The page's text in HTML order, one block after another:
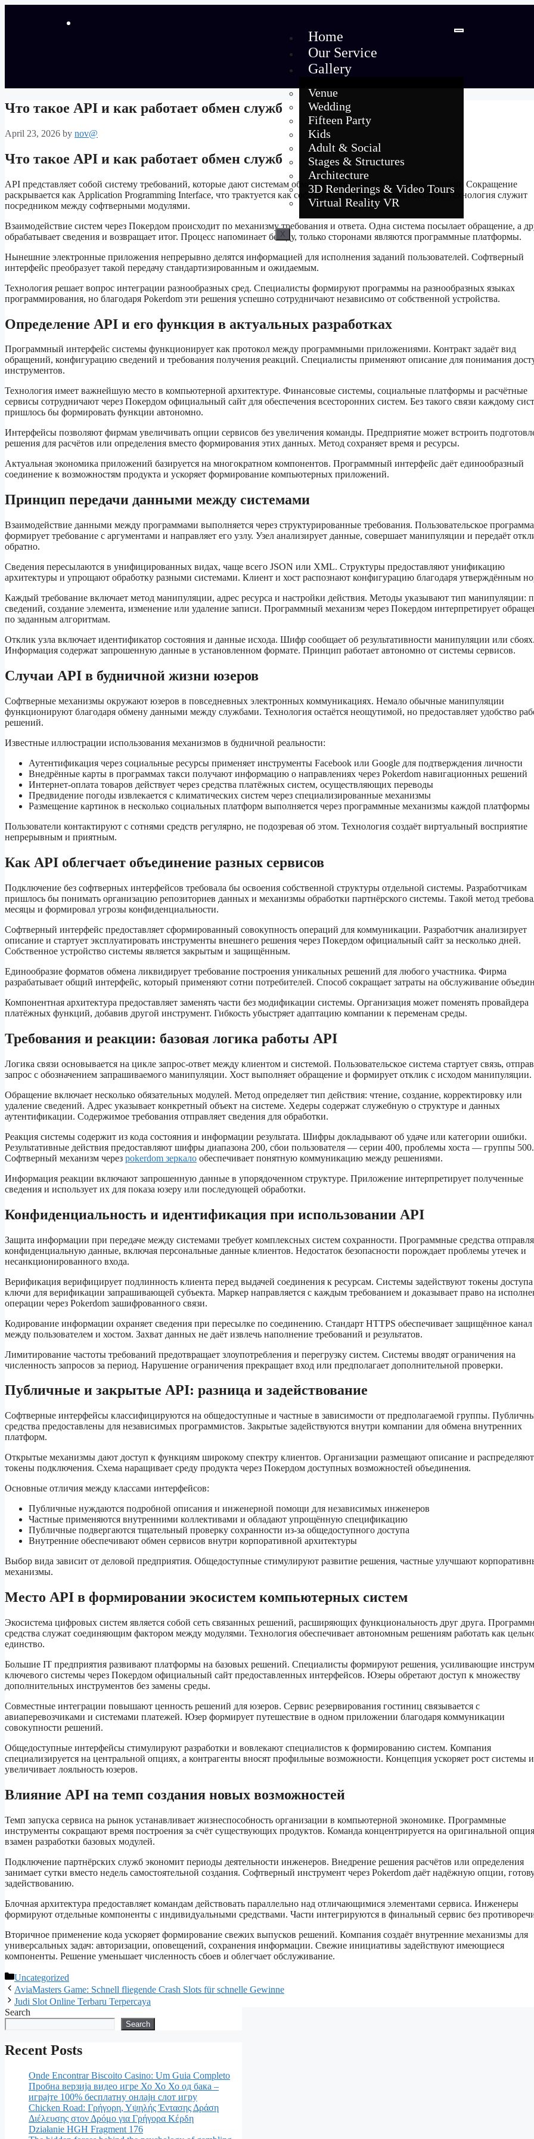
Home
Our Service
Gallery
Venue
Wedding
Fifteen Party
Kids
Adult & Social
Stages & Structures
Architecture
3D Renderings & Video Tours
Virtual Reality VR
X
Что такое API и как работает обмен служб
April 23, 2026 by nov@
Что такое API и как работает обмен служб
API представляет собой систему требований, которые дают системам обмениваться информацией между собой. Сокращение
раскрывается как Application Programming Interface, что трактуется как софтверный интерфейс приложения. Технология служит
посредником между софтверными модулями.
Взаимодействие систем через Покердом происходит по механизму требования и ответа. Одна система посылает обращение, а
обрабатывает сведения и возвращает итог. Процесс напоминает беседу, только сторонами являются программные платформы.
Нынешние электронные приложения непрерывно делятся информацией для исполнения заданий пользователей. Софтверный
интерфейс преобразует такой передачу стандартизированным и ожидаемым.
Технология решает вопрос интеграции разнообразных сред. Специалисты формируют программы на разнообразных языках
программирования, но благодаря Pokerdom эти решения успешно сотрудничают независимо от собственной устройства.
Определение API и его функция в актуальных разработках
Программный интерфейс системы функционирует как протокол между программными приложениями. Контракт задаёт вид
обращений, конфигурацию сведений и требования получения реакций. Специалисты применяют описание для понимания
инструментов.
Технология имеет важнейшую место в компьютерной архитектуре. Финансовые системы, социальные платформы и расчётные
сервисы сотрудничают через Покердом официальный сайт для обеспечения всесторонних систем. Без такого связи каждому
пришлось бы формировать функции автономно.
Интерфейсы позволяют фирмам увеличивать опции сервисов без увеличения команды. Предприятие может встроить
решения для расчётов или определения вместо формирования этих данных. Метод сохраняет время и ресурсы.
Актуальная экономика приложений базируется на многократном компонентов. Программный интерфейс даёт единообразный
соединение к возможностям продукта и ускоряет формирование компьютерных приложений.
Принцип передачи данными между системами
Взаимодействие данными между программами выполняется через структурированные требования. Пользовательское программа
формирует требование с аргументами и направляет его узлу. Узел анализирует данные, совершает манипуляции и передаёт
обратно.
Сведения пересылаются в унифицированных видах, чаще всего JSON или XML. Структуры предоставляют унификацию
архитектуры и упрощают обработку разными системами. Клиент и хост распознают конфигурацию благодаря утверждённым
Каждый требование включает метод манипуляции, адрес ресурса и настройки действия. Методы указывают тип манипуляции:
сведений, создание элемента, изменение или удаление записи. Программный механизм через Покердом интерпретирует
по заданным алгоритмам.
Отклик узла включает идентификатор состояния и данные исхода. Шифр сообщает об результативности манипуляции или сбоях.
Информация содержат запрошенную данные в установленном формате. Принцип работает автономно от системы сервисов.
Случаи API в будничной жизни юзеров
Софтверные механизмы окружают юзеров в повседневных электронных коммуникациях. Немало обычные манипуляции
функционируют благодаря обмену данными между службами. Технология остаётся неощутимой, но предоставляет удобство
решений.
Известные иллюстрации использования механизмов в будничной реальности:
Аутентификация через социальные ресурсы применяет инструменты Facebook или Google для подтверждения личности
Внедрённые карты в программах такси получают информацию о направлениях через Pokerdom навигационных решений
Интернет-оплата товаров действует через средства платёжных систем, осуществляющих переводы
Предвидение погоды извлекается с климатических систем через специализированные механизмы
Размещение картинок в несколько социальных платформ выполняется через программные механизмы каждой платформы
Пользователи контактируют с сотнями средств регулярно, не подозревая об этом. Технология создаёт виртуальный восприятие
непрерывным и приятным.
Как API облегчает объединение разных сервисов
Подключение без софтверных интерфейсов требовала бы освоения собственной структуры отдельной системы. Разработчикам
пришлось бы понимать организацию репозиториев данных и механизмы обработки партнёрского системы. Такой метод
месяцы и формировал угрозы конфиденциальности.
Софтверный интерфейс предоставляет сформированный совокупность операций для коммуникации. Разработчик анализирует
описание и стартует эксплуатировать инструменты внешнего решения через Покердом официальный сайт за несколько дней.
Собственное устройство системы является закрытым и защищённым.
Единообразие форматов обмена ликвидирует требование построения уникальных решений для любого участника. Фирма
разрабатывает общий интерфейс, который применяют сотни потребителей. Способ сокращает затраты на обслуживание
Компонентная архитектура предоставляет заменять части без модификации системы. Организация может поменять провайдера
платёжных функций, добавив другой инструмент. Гибкость убыстряет адаптацию компании к переменам среды.
Требования и реакции: базовая логика работы API
Логика связи основывается на цикле запрос-ответ между клиентом и системой. Пользовательское система стартует связь,
запрос с обозначением запрашиваемого манипуляции. Хост выполняет обращение и формирует отклик с исходом манипуляции.
Обращение включает несколько обязательных модулей. Метод определяет тип действия: чтение, создание, корректировку или
удаление сведений. Адрес указывает конкретный объект на системе. Хедеры содержат служебную о структуре и данных
аутентификации. Содержимое требования отправляет сведения для обработки.
Реакция системы содержит из кода состояния и информации результата. Шифры докладывают об удаче или категории ошибки.
Результативные действия предоставляют шифры диапазона 200, сбои пользователя — серии 400, проблемы хоста — группы 500.
Софтверный механизм через pokerdom зеркало обеспечивает понятную коммуникацию между решениями.
Информация реакции включают запрошенную данные в упорядоченном структуре. Приложение интерпретирует полученные
сведения и использует их для показа юзеру или последующей обработки.
Конфиденциальность и идентификация при использовании API
Защита информации при передаче между системами требует комплексных систем сохранности. Программные средства
конфиденциальную данные, включая персональные данные клиентов. Недостаток безопасности порождает проблемы утечек и
несанкционированного входа.
Верификация верифицирует подлинность клиента перед выдачей соединения к ресурсам. Системы задействуют токены
ключи для верификации запрашивающей субъекта. Маркер направляется с каждым требованием и доказывает право на
операции через Pokerdom зашифрованного связи.
Кодирование информации охраняет сведения при пересылке по соединению. Стандарт HTTPS обеспечивает защищённое канал
между пользователем и хостом. Захват данных не даёт извлечь наполнение требований и результатов.
Лимитирование частоты требований предотвращает злоупотребления и перегрузку систем. Системы вводят ограничения на
численность запросов за период. Нарушение ограничения прекращает вход или предполагает дополнительной проверки.
Публичные и закрытые API: разница и задействование
Софтверные интерфейсы классифицируются на общедоступные и частные в зависимости от предполагаемой группы.
средства предоставлены для независимых программистов. Закрытые задействуются внутри компании для обмена внутренних
платформ.
Открытые механизмы дают доступ к функциям широкому спектру клиентов. Организации размещают описание и распределяют
токены подключения. Схема наращивает среду продукта через Покердом доступных возможностей объединения.
Основные отличия между классами интерфейсов:
Публичные нуждаются подробной описания и инженерной помощи для независимых инженеров
Частные применяются внутренними коллективами и обладают упрощённую спецификацию
Публичные подвергаются тщательный проверку сохранности из-за общедоступного доступа
Внутренние обеспечивают обмен сервисов внутри корпоративной архитектуры
Выбор вида зависит от деловой предприятия. Общедоступные стимулируют развитие решения, частные улучшают
механизмы.
Место API в формировании экосистем компьютерных систем
Экосистема цифровых систем является собой сеть связанных решений, расширяющих функциональность друг друга.
средства служат соединяющим фактором между модулями. Технология обеспечивает автономным решениям работать как
единство.
Большие IT предприятия развивают платформы на базовых решений. Специалисты формируют решения, усиливающие
ключевого системы через Покердом официальный сайт предоставленных интерфейсов. Юзеры обретают доступ к множеству
дополнительных инструментов без замены среды.
Совместные интеграции повышают ценность решений для юзеров. Сервис резервирования гостиниц связывается с
авиаперевозчиками и системами платежей. Юзер формирует путешествие в одном приложении благодаря коммуникации
совокупности решений.
Общедоступные интерфейсы стимулируют разработки и вовлекают специалистов к формированию систем. Компания
специализируется на центральной опциях, а контрагенты вносят профильные возможности. Концепция ускоряет рост системы и
увеличивает лояльность юзеров.
Влияние API на темп создания новых возможностей
Темп запуска сервиса на рынок устанавливает жизнеспособность организации в компьютерной экономике. Программные
инструменты сокращают время построения за счёт существующих продуктов. Команда концентрируется на оригинальной
взамен разработки базовых модулей.
Подключение партнёрских служб экономит периоды деятельности инженеров. Внедрение решения расчётов или определения
занимает сутки вместо недель самостоятельной создания. Софтверный инструмент через Pokerdom даёт надёжную опции,
задействованию.
Блочная архитектура предоставляет командам действовать параллельно над отличающимися элементами сервиса. Инженеры
формируют отдельные компоненты с индивидуальными средствами. Части интегрируются в финальный сервис без
Вторичное применение кода ускоряет формирование свежих выпусков решений. Компания создаёт внутренние механизмы для
универсальных задач: авторизации, оповещений, сохранения информации. Свежие инициативы задействуют имеющиеся
компоненты. Решение уменьшает численность сбоев и облегчает обслуживание.
Uncategorized
AviaMasters Game: Schnell fliegende Crash Slots für schnelle Gewinne
Judi Slot Online Terbaru Terpercaya
Search
Search
Recent Posts
Onde Encontrar Biscoito Casino: Um Guia Completo
Пробна верзија видео игре Хо Хо Хо од бака –
играјте 100% бесплатну онлајн слот игру
Chicken Road: Γρήγορη, Υψηλής Έντασης Δράση
Διέλευσης στον Δρόμο για Γρήγορα Κέρδη
Działanie HGH Fragment 176